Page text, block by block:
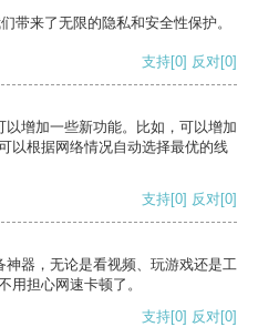
带来了无限的隐私和安全性保护。
支持[0] 反对[0]
增加一些新功能。比如，可以增加
以根据网络情况自动选择最优的线
支持[0] 反对[0]
器，无论是看视频、玩游戏还是工
用担心网速卡顿了。
支持[0] 反对[0]